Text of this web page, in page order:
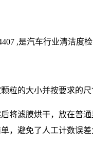
,是汽车行业清洁度
粒的大小并按要求的尺
将滤膜烘干，放在普
，避免了人工计数误差